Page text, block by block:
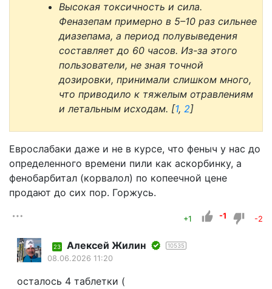
Высокая токсичность и сила.
Феназепам примерно в 5–10 раз сильнее
диазепама, а период полувыведения
составляет до 60 часов. Из-за этого
пользователи, не зная точной
дозировки, принимали слишком много,
что приводило к тяжелым отравлениям
и летальным исходам. [1, 2]
Еврослабаки даже и не в курсе, что феныч у нас до
определенного времени пили как аскорбинку, а
фенобарбитал (корвалол) по копеечной цене
продают до сих пор. Горжусь.
+1 -1 -2
23 Алексей Жилин 10535
08.06.2026 11:20
осталось 4 таблетки (